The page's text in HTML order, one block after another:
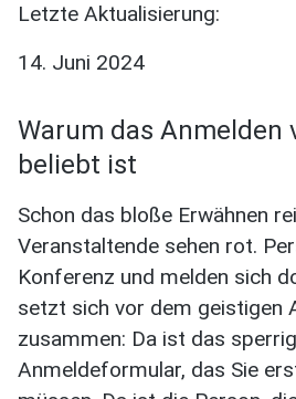
Letzte Aktualisierung:
14. Juni 2024
Warum das Anmelden
beliebt ist
Schon das bloße Erwähnen
Veranstaltende sehen rot.
Konferenz und melden sich
setzt sich vor dem geistigen
zusammen: Da ist das
Anmeldeformular, das Sie